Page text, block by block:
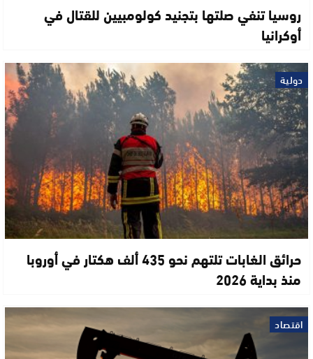
روسيا تنفي صلتها بتجنيد كولومبيين للقتال في
أوكرانيا
دولية
حرائق الغابات تلتهم نحو 435 ألف هكتار في أوروبا
منذ بداية 2026
اقتصاد